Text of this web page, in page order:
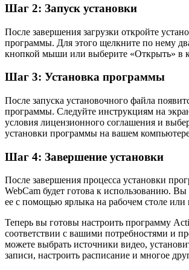
Шаг 2: Запуск установки
После завершения загрузки откройте
программы. Для этого щелкните по нему
кнопкой мыши или выберите «Открыть» в
Шаг 3: Установка программы
После запуска установочного файла
программы. Следуйте инструкциям на
условия лицензионного соглашения и
установки программы на вашем
Шаг 4: Завершение установки
После завершения процесса установки
WebCam будет готова к использованию. Вы
ее с помощью ярлыка на рабочем столе
Теперь вы готовы настроить программу
соответствии с вашими потребностями и
можете выбрать источники видео,
записи, настроить расписание и многое